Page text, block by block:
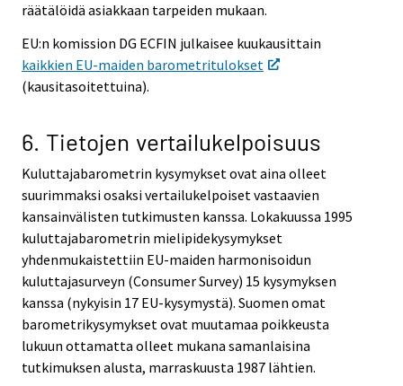
räätälöidä asiakkaan tarpeiden mukaan.
EU:n komission DG ECFIN julkaisee kuukausittain
kaikkien EU-maiden barometritulokset
(kausitasoitettuina).
6. Tietojen vertailukelpoisuus
Kuluttajabarometrin kysymykset ovat aina olleet
suurimmaksi osaksi vertailukelpoiset vastaavien
kansainvälisten tutkimusten kanssa. Lokakuussa 1995
kuluttajabarometrin mielipidekysymykset
yhdenmukaistettiin EU-maiden harmonisoidun
kuluttajasurveyn (Consumer Survey) 15 kysymyksen
kanssa (nykyisin 17 EU-kysymystä). Suomen omat
barometrikysymykset ovat muutamaa poikkeusta
lukuun ottamatta olleet mukana samanlaisina
tutkimuksen alusta, marraskuusta 1987 lähtien.